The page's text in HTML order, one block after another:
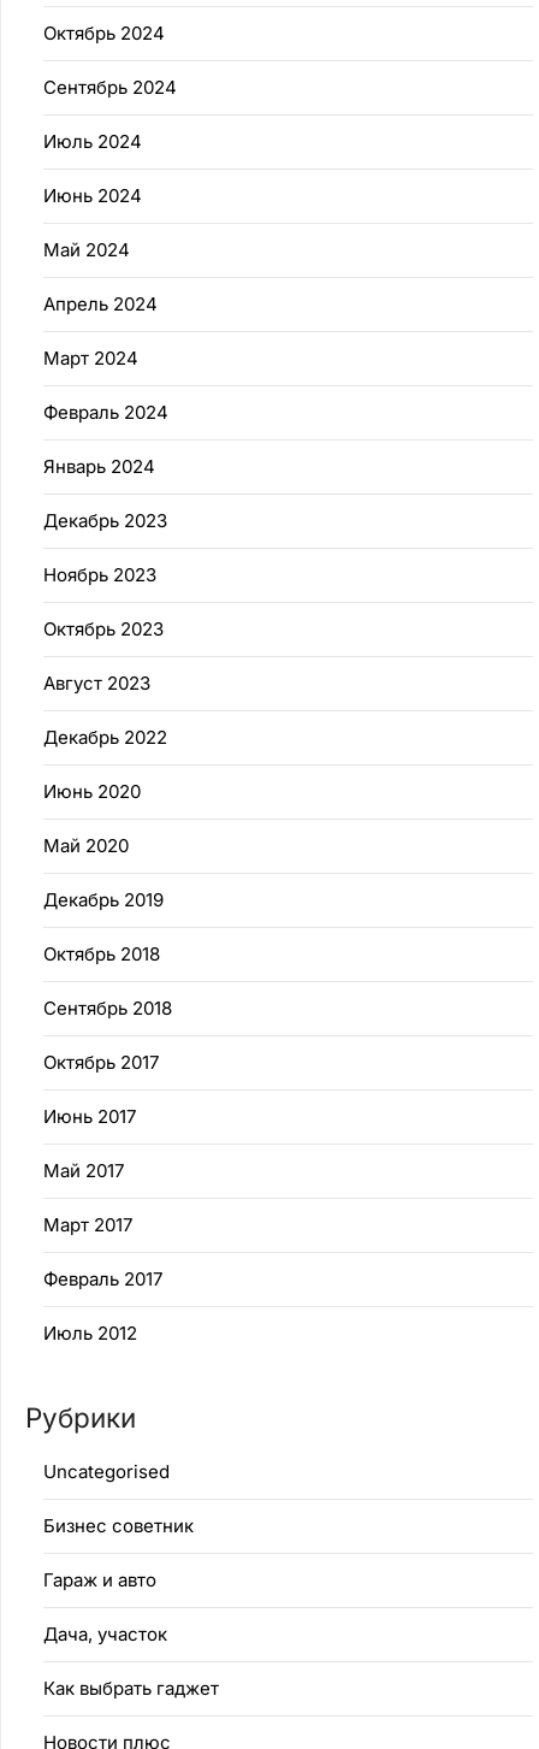
Октябрь 2024
Сентябрь 2024
Июль 2024
Июнь 2024
Май 2024
Апрель 2024
Март 2024
Февраль 2024
Январь 2024
Декабрь 2023
Ноябрь 2023
Октябрь 2023
Август 2023
Декабрь 2022
Июнь 2020
Май 2020
Декабрь 2019
Октябрь 2018
Сентябрь 2018
Октябрь 2017
Июнь 2017
Май 2017
Март 2017
Февраль 2017
Июль 2012
Рубрики
Uncategorised
Бизнес советник
Гараж и авто
Дача, участок
Как выбрать гаджет
Новости плюс